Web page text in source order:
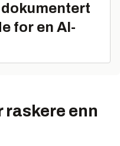
for en AI-
enn